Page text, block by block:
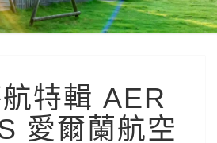
洲
廉
航
特
特輯 AER
愛爾蘭航空